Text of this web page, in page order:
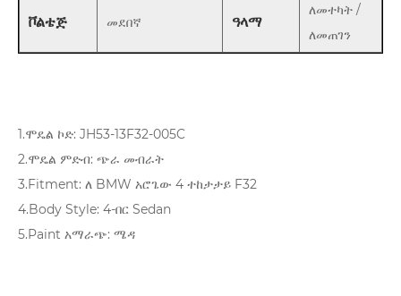
ቮልቴጅ መደበኛ ዓላማ
ለመተካት /
ለመጠገን
1.ሞዴል ኮድ: JH53-13F32-005C
2.ሞዴል ምድብ: ጭራ መብራት
3.Fitment: ለ BMW አሮጌው 4 ተከታታይ F32
4.Body Style: 4-በር Sedan
5.Paint አማራጭ: ሜዳ